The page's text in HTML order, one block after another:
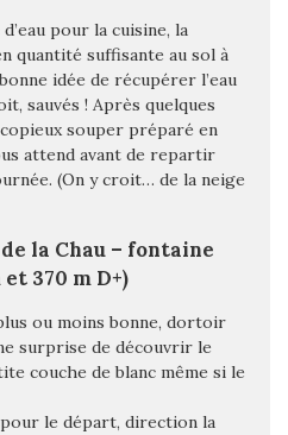
pour la cuisine, la
quantité suffisante au sol à
idée de récupérer l’eau
sauvés ! Après quelques
souper préparé en
attend avant de repartir
(On y croit… de la neige
la Chau – fontaine
370 m D+)
ou moins bonne, dortoir
surprise de découvrir le
couche de blanc même si le
le départ, direction la